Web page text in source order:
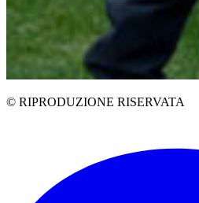
© RIPRODUZIONE RISERVATA